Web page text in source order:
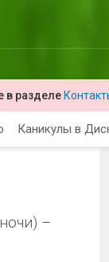
в разделе
Каникулы в
–